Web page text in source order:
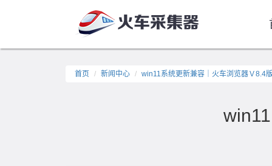
首页 新闻中心 win11系统更新兼容｜火车浏览器Ｖ8.4